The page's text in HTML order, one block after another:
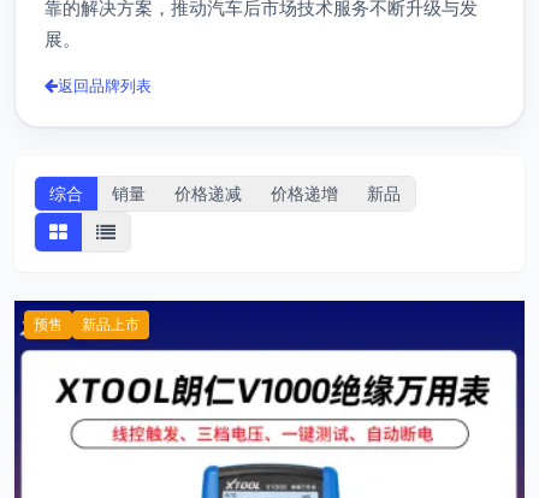
靠的解决方案，推动汽车后市场技术服务不断升级与发
展。
返回品牌列表
综合 销量 价格递减 价格递增 新品
预售 新品上市